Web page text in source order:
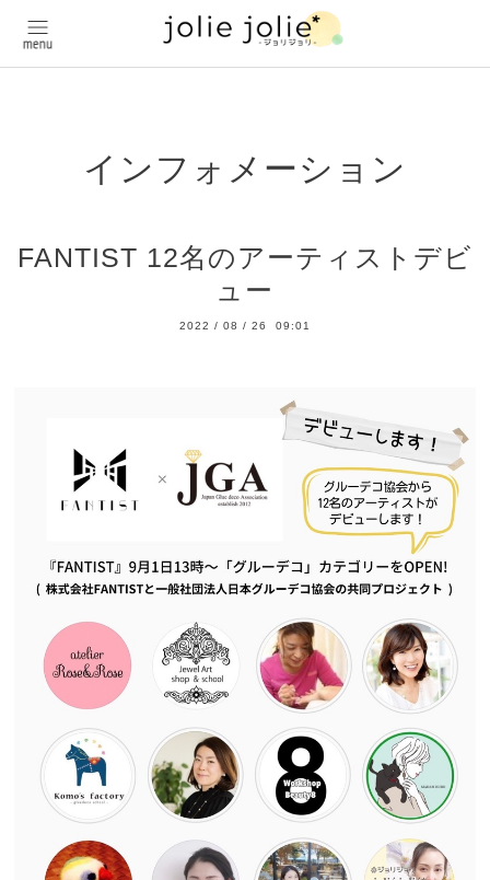
インフォメーション
FANTIST 12名のアーティストデビ
ュー
2022 / 08 / 26 09:01